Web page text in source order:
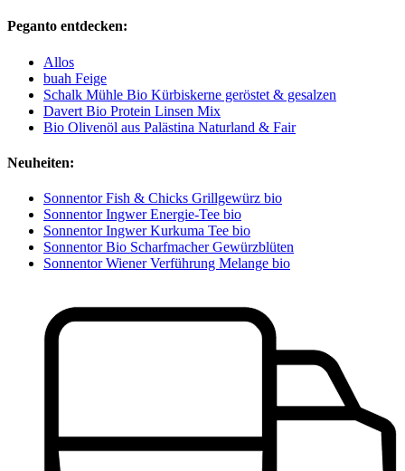
Peganto entdecken:
Allos
buah Feige
Schalk Mühle Bio Kürbiskerne geröstet & gesalzen
Davert Bio Protein Linsen Mix
Bio Olivenöl aus Palästina Naturland & Fair
Neuheiten:
Sonnentor Fish & Chicks Grillgewürz bio
Sonnentor Ingwer Energie-Tee bio
Sonnentor Ingwer Kurkuma Tee bio
Sonnentor Bio Scharfmacher Gewürzblüten
Sonnentor Wiener Verführung Melange bio